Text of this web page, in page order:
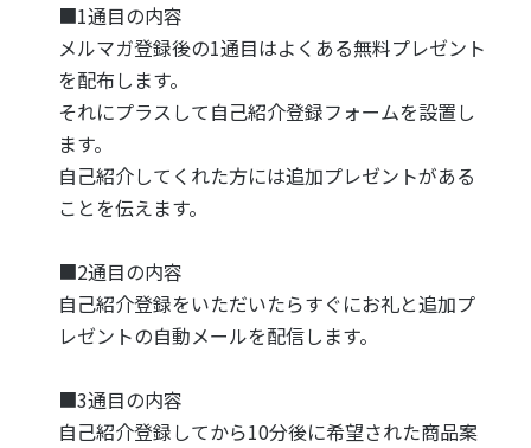
■1通目の内容
メルマガ登録後の1通目はよくある無料プレゼント
を配布します。
それにプラスして自己紹介登録フォームを設置し
ます。
自己紹介してくれた方には追加プレゼントがある
ことを伝えます。
■2通目の内容
自己紹介登録をいただいたらすぐにお礼と追加プ
レゼントの自動メールを配信します。
■3通目の内容
自己紹介登録してから10分後に希望された商品案